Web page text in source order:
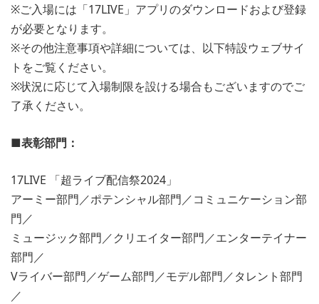
※ご入場には「17LIVE」アプリのダウンロードおよび登録
が必要となります。
※その他注意事項や詳細については、以下特設ウェブサイ
トをご覧ください。
※状況に応じて入場制限を設ける場合もございますのでご
了承ください。
■表彰部門：
17LIVE
「超ライブ配信祭2024」
アーミー部門／ポテンシャル部門／コミュニケーション部
門／
ミュージック部門／クリエイター部門／エンターテイナー
部門／
Vライバー部門／ゲーム部門／モデル部門／タレント部門
／